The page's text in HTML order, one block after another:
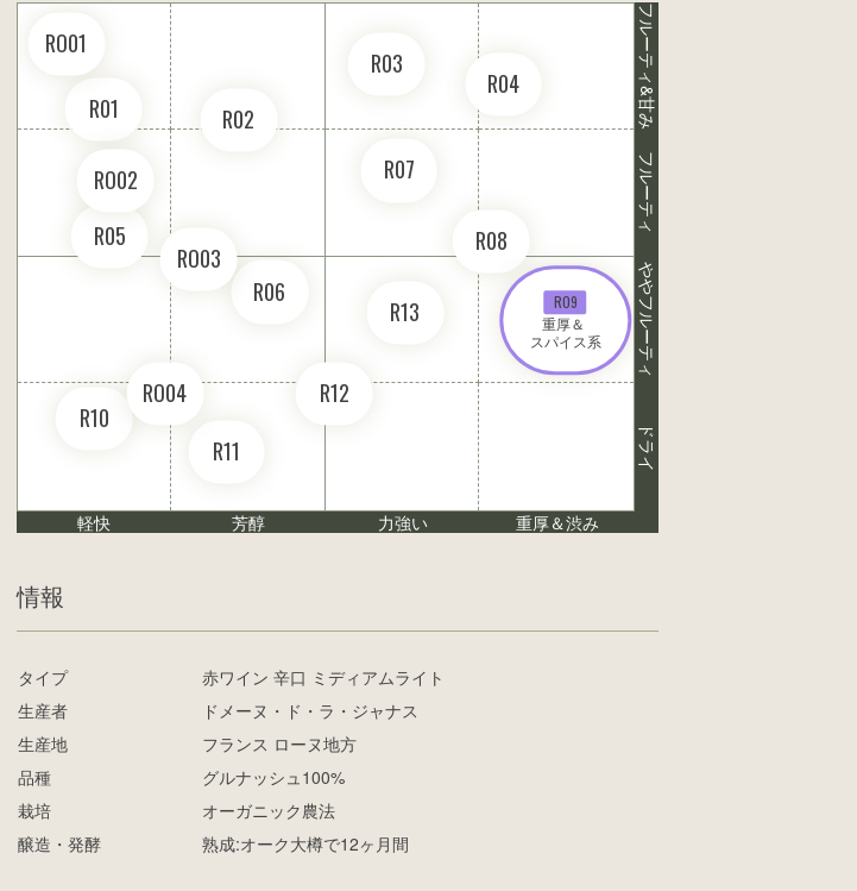
R01 R02
R03
R04
R05
R06
R07
R08
R09
重厚＆
スパイス系
R10
R11
R12
R13
RO01
RO02
RO03
RO04
フルーティ&甘み
フルーティ
ややフルーティ
ドライ
軽快 芳醇 力強い 重厚＆渋み
情報
タイプ
赤ワイン 辛口 ミディアムライト
生産者
ドメーヌ・ド・ラ・ジャナス
生産地
フランス ローヌ地方
品種
グルナッシュ100%
栽培
オーガニック農法
醸造・発酵
熟成:オーク大樽で12ヶ月間